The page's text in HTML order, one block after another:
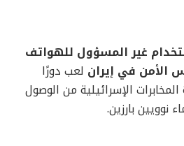
غير المسؤول للهواتف
الأمن في إيران لعب دورًا
الإسرائيلية من الوصول
نوويين بارزين.